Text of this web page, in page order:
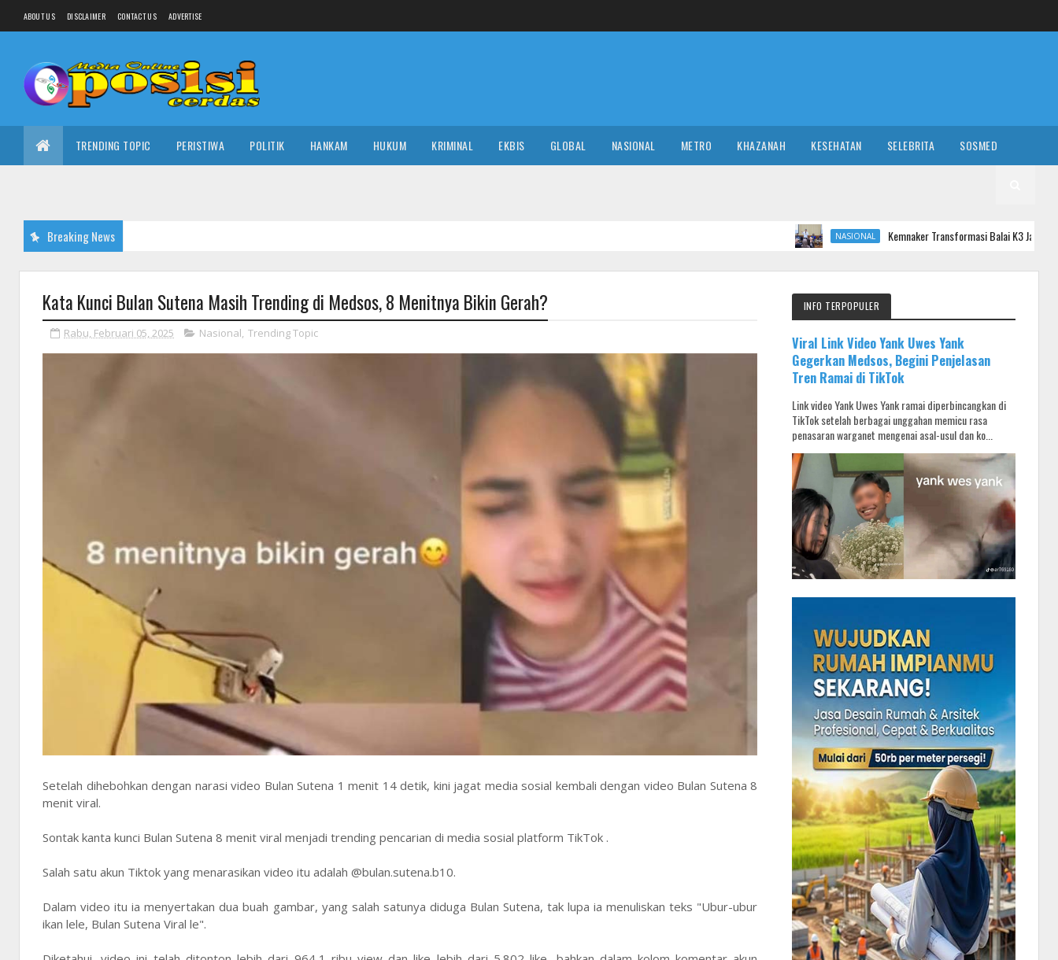
ABOUT US DISCLAIMER CONTACT US ADVERTISE
TRENDING TOPIC PERISTIWA POLITIK HANKAM HUKUM KRIMINAL EKBIS GLOBAL NASIONAL METRO KHAZANAH KESEHATAN SELEBRITA SOSMED
Breaking News NASIONAL Kemnaker Transformasi Balai K3 Jadi Garda Terdepan
Kata Kunci Bulan Sutena Masih Trending di Medsos, 8 Menitnya Bikin Gerah?
Rabu, Februari 05, 2025 Nasional, Trending Topic
Setelah dihebohkan dengan narasi video Bulan Sutena 1 menit 14 detik, kini jagat media sosial kembali dengan video Bulan Sutena 8
menit viral.
Sontak kanta kunci Bulan Sutena 8 menit viral menjadi trending pencarian di media sosial platform TikTok .
Salah satu akun Tiktok yang menarasikan video itu adalah @bulan.sutena.b10.
Dalam video itu ia menyertakan dua buah gambar, yang salah satunya diduga Bulan Sutena, tak lupa ia menuliskan teks "Ubur-ubur
ikan lele, Bulan Sutena Viral le".
INFO TERPOPULER
Viral Link Video Yank Uwes Yank
Gegerkan Medsos, Begini Penjelasan
Tren Ramai di TikTok
Link video Yank Uwes Yank ramai diperbincangkan di
TikTok setelah berbagai unggahan memicu rasa
penasaran warganet mengenai asal-usul dan ko...